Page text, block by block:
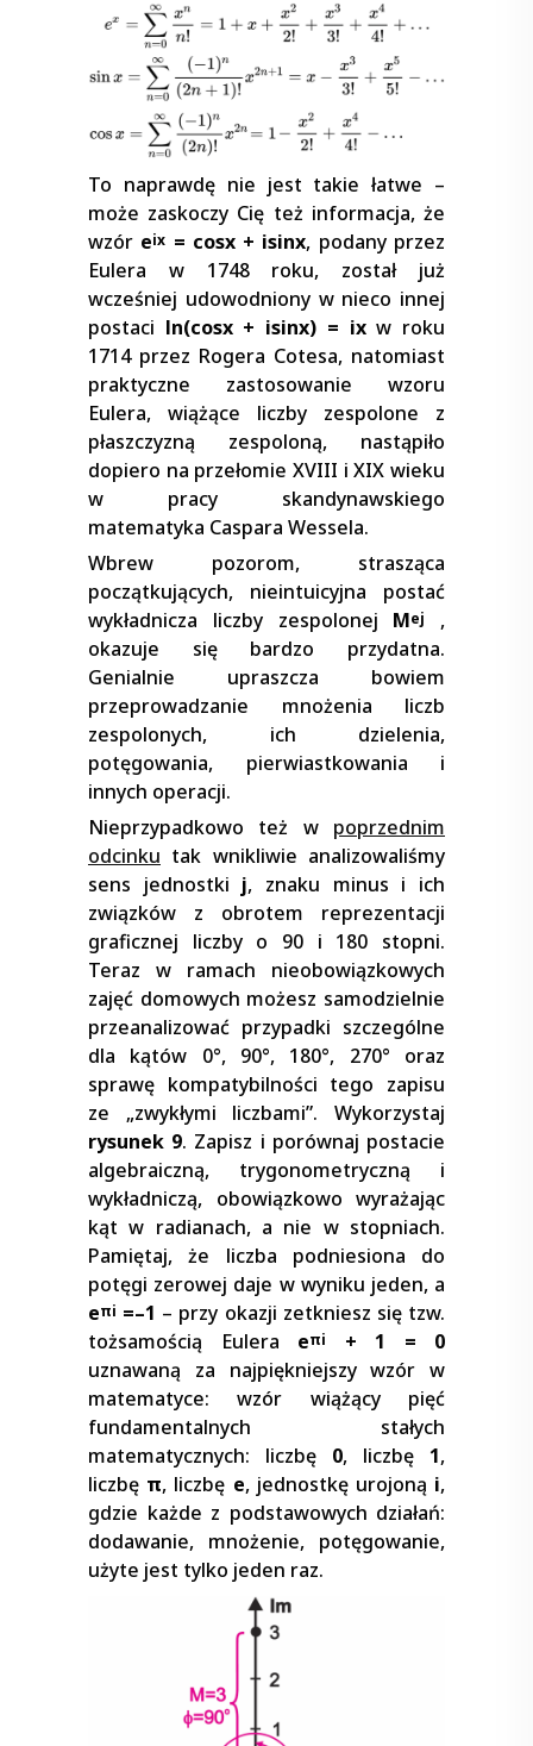
To naprawdę nie jest takie łatwe –
może zaskoczy Cię też informacja, że
wzór eix = cosx + isinx, podany przez
Eulera w 1748 roku, został już
wcześniej udowodniony w nieco innej
postaci ln(cosx + isinx) = ixw roku
1714 przez Rogera Cotesa, natomiast
praktyczne zastosowanie wzoru
Eulera, wiążące liczby zespolone z
płaszczyzną zespoloną, nastąpiło
dopiero na przełomie XVIII i XIX wieku
w pracy skandynawskiego
matematyka Caspara Wessela.
Wbrew pozorom, strasząca
początkujących, nieintuicyjna postać
wykładnicza liczby zespolonej Mej
,
okazuje się bardzo przydatna.
Genialnie upraszcza bowiem
przeprowadzanie mnożenia liczb
zespolonych, ich dzielenia,
potęgowania, pierwiastkowania i
innych operacji.
Nieprzypadkowo też w poprzednim
odcinku tak wnikliwie analizowaliśmy
sens jednostki j, znaku minus i ich
związków z obrotem reprezentacji
graficznej liczby o 90 i 180 stopni.
Teraz w ramach nieobowiązkowych
zajęć domowych możesz samodzielnie
przeanalizować przypadki szczególne
dla kątów 0°, 90°, 180°, 270° oraz
sprawę kompatybilności tego zapisu
ze „zwykłymi liczbami”. Wykorzystaj
rysunek 9. Zapisz i porównaj postacie
algebraiczną, trygonometryczną i
wykładniczą, obowiązkowo wyrażając
kąt w radianach, a nie w stopniach.
Pamiętaj, że liczba podniesiona do
potęgi zerowej daje w wyniku jeden, a
eπi =–1 – przy okazji zetkniesz się tzw.
tożsamością Eulera eπi
+ 1 = 0
uznawaną za najpiękniejszy wzór w
matematyce: wzór wiążący pięć
fundamentalnych stałych
matematycznych: liczbę 0, liczbę 1,
liczbę π, liczbę e, jednostkę urojoną i,
gdzie każde z podstawowych działań:
dodawanie, mnożenie, potęgowanie,
użyte jest tylko jeden raz.